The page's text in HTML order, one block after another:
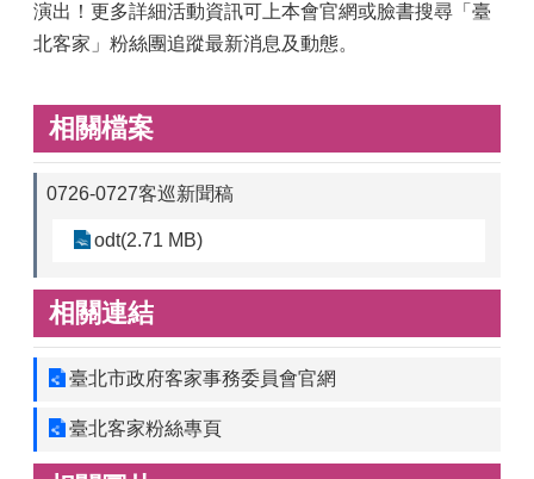
演出！更多詳細活動資訊可上本會官網或臉書搜尋「臺
北客家」粉絲團追蹤最新消息及動態。
相關檔案
0726-0727客巡新聞稿
odt(2.71 MB)
相關連結
臺北市政府客家事務委員會官網
臺北客家粉絲專頁